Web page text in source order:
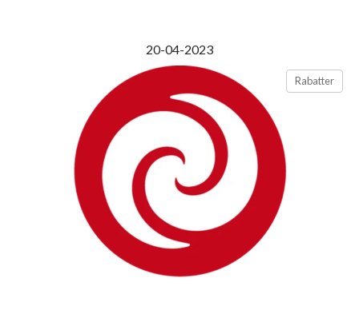
20-04-2023
Rabatter